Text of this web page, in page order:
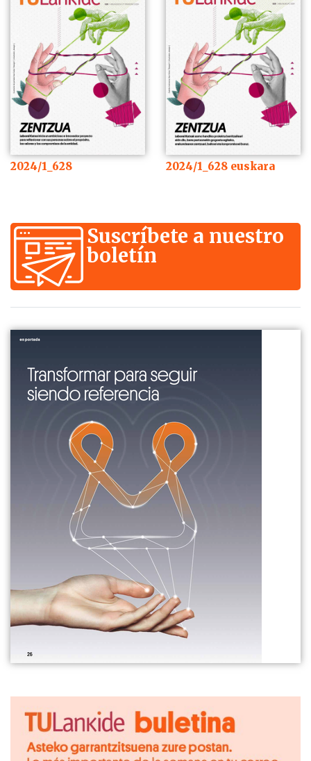
2024/1_628 2024/1_628 euskara
Suscríbete a nuestro
boletín